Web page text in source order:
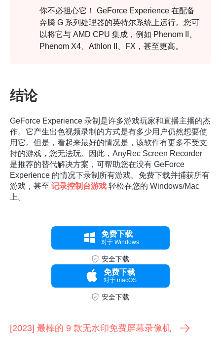
步骤4。你不必担心它！ GeForce Experience 在配备
奔腾 G 系列处理器的英特尔系统上运行。您可
以将它与 AMD CPU 集成，例如 Phenom II、
Phenom X4、Athlon II、FX，甚至更高。
结论
GeForce Experience 录制是许多游戏玩家和直播主播的杰
作。它产生出色视频录制的方式是有多少用户仍然想要使
用它。但是，看起来最好的情况是，该软件有更多不受支
持的游戏，您无法玩。因此，AnyRec Screen Recorder
是推荐的替代解决方案，可帮助您在没有 GeForce
Experience 的情况下录制所有游戏。免费下载并捕获所有
游戏，甚至 记录控制台游戏 轻松在您的 Windows/Mac
上。
免费下载
对于 Windows
安全下载
免费下载
对于 macOS
安全下载
[2023] 最棒的 9 款无水印免费屏幕录像机